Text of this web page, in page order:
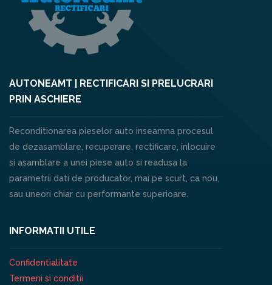
AUTONEAMT | RECTIFICARI SI PRELUCRARI
PRIN ASCHIERE
Reconditionarea pieselor auto inseamna procesul
de dezasamblare, recuperare, rectificare, inlocuire
si asamblare a unei piese auto si readusa la
parametrii dati de producator, mai pe scurt, ca nou,
sau uneori chiar cu performante superioare.
INFORMATII UTILE
Confidentialitate
Termeni si conditii